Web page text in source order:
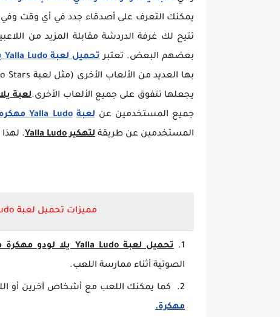
يمكنك التعرف على أصدقاء جدد في أي وقت
تتيح لك غرفة الدردشة مقابلة المزيد من
بعضهم البعض. تعتبرتحميل لعبة Yalla Ludo يلا لودو مهكرة من ميديا فاير
يجعلها تتفوق على جميع الألعاب الأخرى.لعبة يلا
جميع المستخدمين عنلعبة Yalla Ludo مهكره مجانية
المستخدمين عن طريقة لتهكير Yalla Ludo .
مميزات تحميل لعبة Yalla Ludo يلا لودو مهكرة من ميديا فاير
تحميل لعبة Yalla Ludo يلا لودو مهكرة من ميديا فاير
الصوتية أثناء ممارسة اللعب.
كما يمكنك اللعب مع أشخاص آخرين أو
مهكرة.